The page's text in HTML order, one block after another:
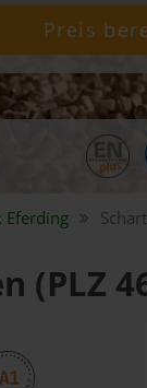
Preis
Eferding
(PLZ